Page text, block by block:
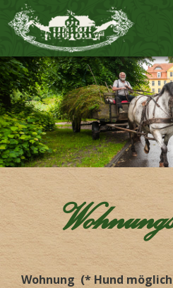
Wohnung (* Hund